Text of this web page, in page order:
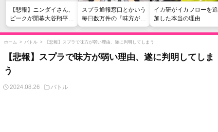
【悲報】ニンダイさん、
ピークが開幕大谷翔平の
がっかりダイレクトだっ
たと言われてしまう
スプラ通報窓口とかいう
毎日数万件の『味方が弱
い』愚痴を読まされる苦
行
イカ研がイカフローを追
加した本当の理由
ホーム > バトル > 【悲報】スプラで味方が弱い理由、遂に判明してしまう
【悲報】スプラで味方が弱い理由、遂に判明してしま
う
2024.08.26 バトル